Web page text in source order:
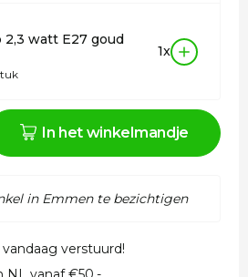
2,3 watt E27 goud
1x
In het winkelmandje
in Emmen te bezichtigen
verstuurd!